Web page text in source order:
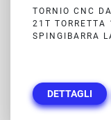
TORNIO CNC
21T TORRETTA
SPINGIBARRA
DETTAGLI